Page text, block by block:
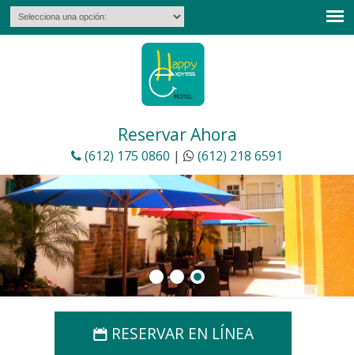
English
Reservar Ahora
(612) 175 0860 | (612) 218 6591
📅RESERVAR EN LÍNEA